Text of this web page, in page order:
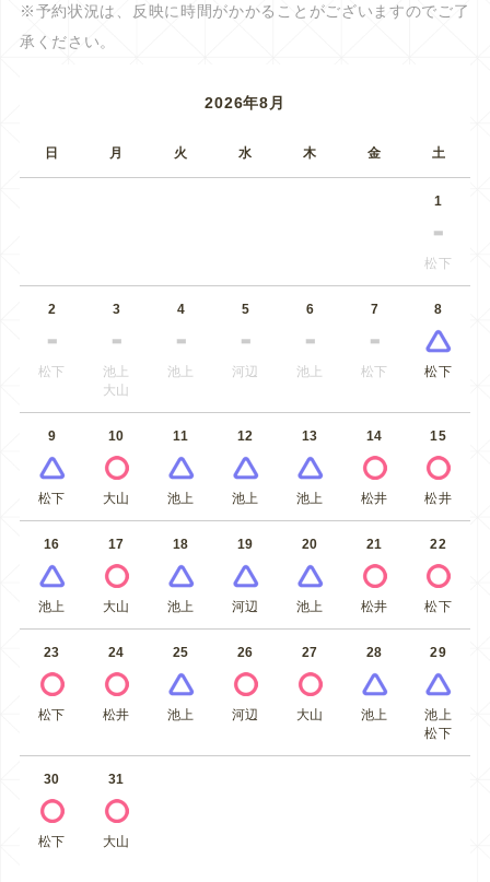
※予約状況は、反映に時間がかかることがございますのでご了
承ください。
2026年8月
日 月 火 水 木 金 土
1
松下
2
松下
3
池上
大山
4
池上
5
河辺
6
池上
7
松下
8
松下
9
松下
10
大山
11
池上
12
池上
13
池上
14
松井
15
松井
16
池上
17
大山
18
池上
19
河辺
20
池上
21
松井
22
松下
23
松下
24
松井
25
池上
26
河辺
27
大山
28
池上
29
池上
松下
30
松下
31
大山